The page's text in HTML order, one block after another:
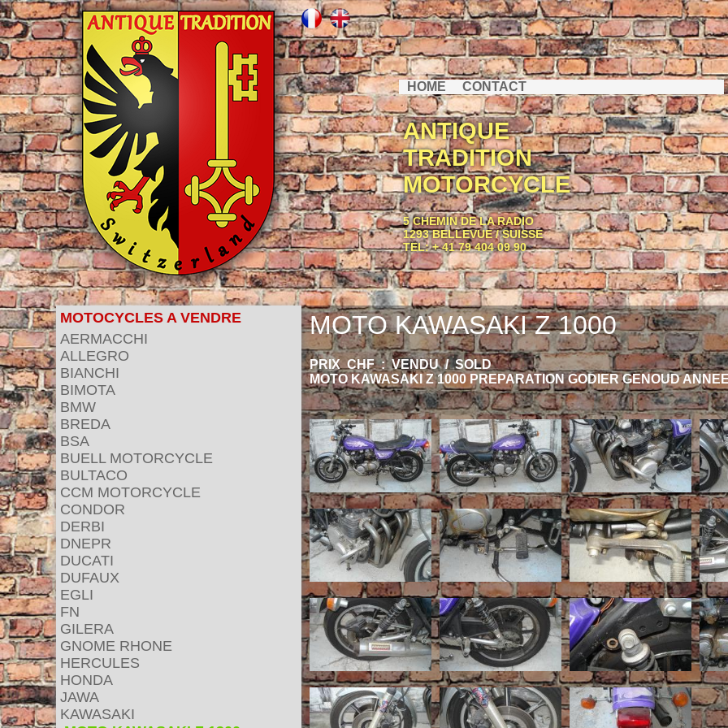
HOME CONTACT
ANTIQUE
TRADITION
MOTORCYCLE
5 CHEMIN DE LA RADIO
1293 BELLEVUE / SUISSE
TEL: + 41 79 404 09 90
MOTOCYCLES A VENDRE
AERMACCHI
ALLEGRO
BIANCHI
BIMOTA
BMW
BREDA
BSA
BUELL MOTORCYCLE
BULTACO
CCM MOTORCYCLE
CONDOR
DERBI
DNEPR
DUCATI
DUFAUX
EGLI
FN
GILERA
GNOME RHONE
HERCULES
HONDA
JAWA
KAWASAKI
MOTO KAWASAKI Z 1000
PRIX CHF : VENDU / SOLD
MOTO KAWASAKI Z 1000 PREPARATION GODIER GENOUD